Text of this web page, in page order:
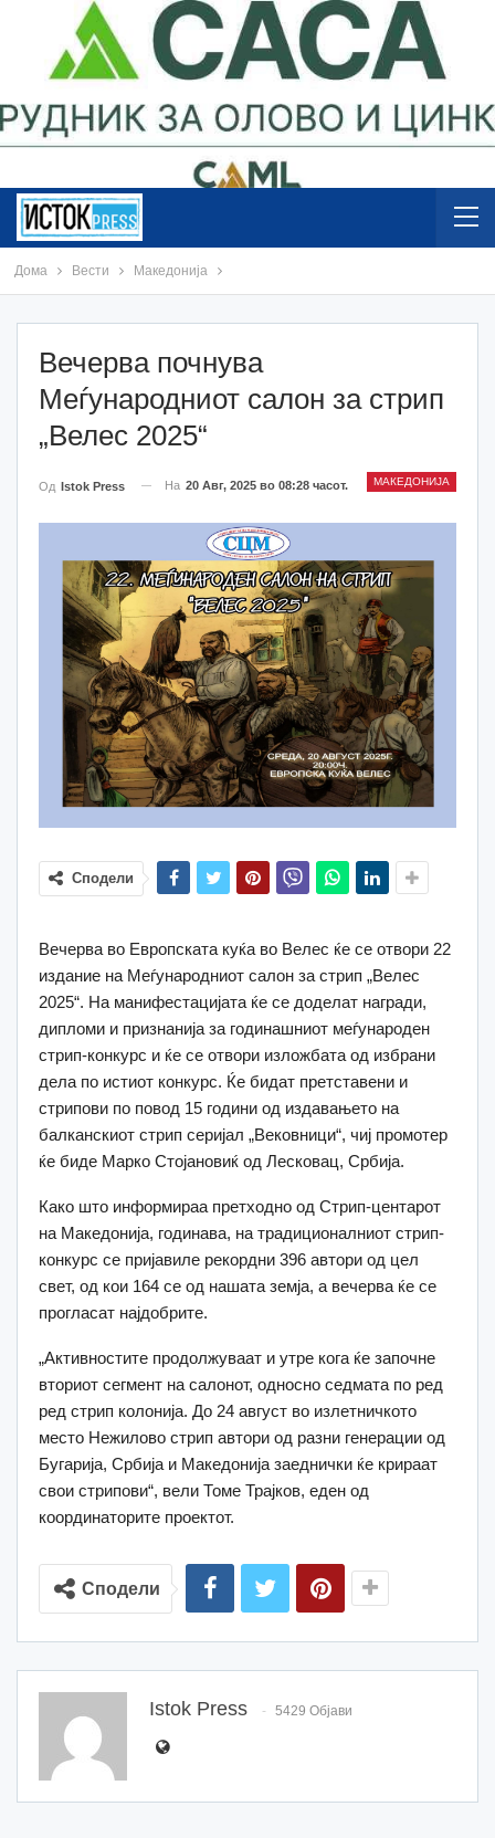
Дома Вести Македонија
Вечерва почнува
Меѓународниот салон за стрип
„Велес 2025“
МАКЕДОНИЈА
Од Istok Press На 20 Авг, 2025 во 08:28 часот.
Сподели
Вечерва во Европската куќа во Велес ќе се отвори 22
издание на Меѓународниот салон за стрип „Велес
2025“. На манифестацијата ќе се доделат награди,
дипломи и признанија за годинашниот меѓународен
стрип-конкурс и ќе се отвори изложбата од избрани
дела по истиот конкурс. Ќе бидат претставени и
стрипови по повод 15 години од издавањето на
балканскиот стрип серијал „Вековници“, чиј промотер
ќе биде Марко Стојановиќ од Лесковац, Србија.
Како што информираа претходно од Стрип-центарот
на Македонија, годинава, на традиционалниот стрип-
конкурс се пријавиле рекордни 396 автори од цел
свет, од кои 164 се од нашата земја, а вечерва ќе се
прогласат најдобрите.
„Активностите продолжуваат и утре кога ќе започне
вториот сегмент на салонот, односно седмата по ред
ред стрип колонија. До 24 август во излетничкото
место Нежилово стрип автори од разни генерации од
Бугарија, Србија и Македонија заеднички ќе крираат
свои стрипови“, вели Томе Трајков, еден од
координаторите проектот.
Сподели
Istok Press 5429 Објави